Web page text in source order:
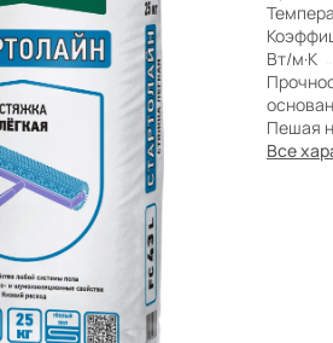
Бренды
Вт/м·К
Пешая
Все